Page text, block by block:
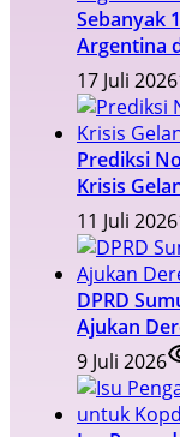
Sebanyak
Argentina
17 Juli 2026
Prediksi
Krisis
11 Juli 2026
DPRD
Ajukan
9 Juli 2026